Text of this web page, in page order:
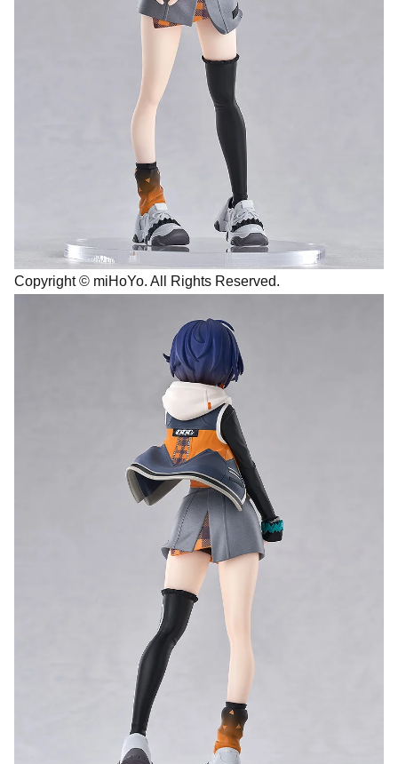
Copyright © miHoYo. All Rights Reserved.